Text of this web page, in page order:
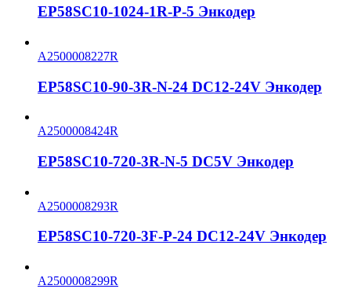
EP58SC10-1024-1R-P-5 Энкодер
A2500008227R
EP58SC10-90-3R-N-24 DC12-24V Энкодер
A2500008424R
EP58SC10-720-3R-N-5 DC5V Энкодер
A2500008293R
EP58SC10-720-3F-P-24 DC12-24V Энкодер
A2500008299R